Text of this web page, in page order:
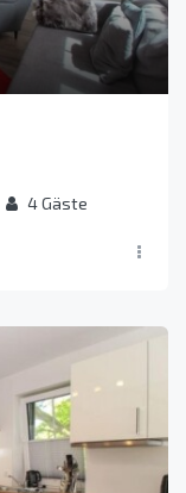
4Gäste